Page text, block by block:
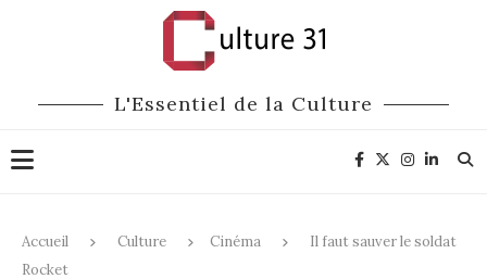
L'Essentiel de la Culture
Accueil Culture Cinéma
Il faut sauver le soldat
Rocket